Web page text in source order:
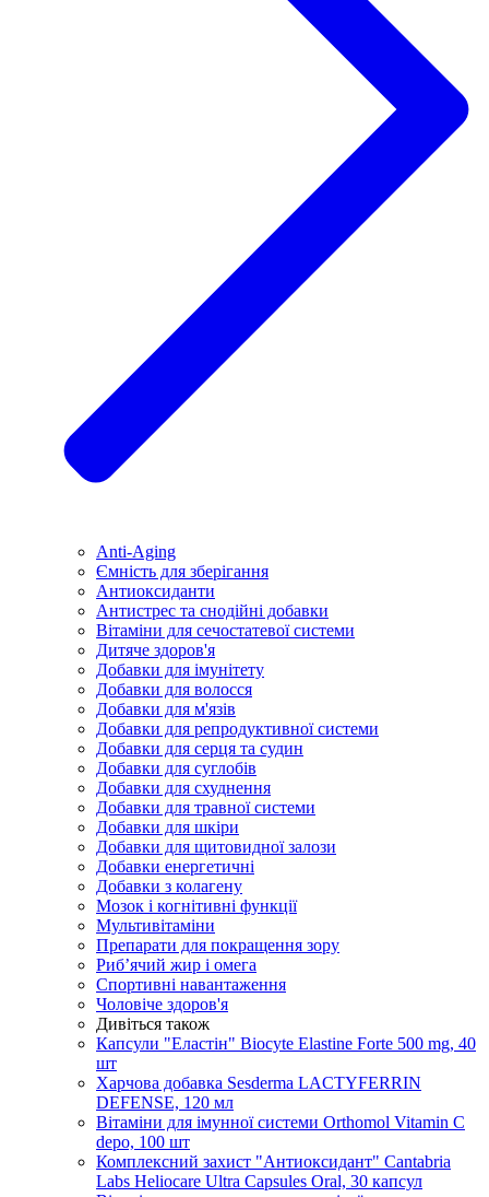
Anti-Aging
Ємність для зберігання
Антиоксиданти
Антистрес та снодійні добавки
Вітаміни для сечостатевої системи
Дитяче здоров'я
Добавки для імунітету
Добавки для волосся
Добавки для м'язів
Добавки для репродуктивної системи
Добавки для серця та судин
Добавки для суглобів
Добавки для схуднення
Добавки для травної системи
Добавки для шкіри
Добавки для щитовидної залози
Добавки енергетичні
Добавки з колагену
Мозок і когнітивні функції
Мультивітаміни
Препарати для покращення зору
Риб’ячий жир і омега
Спортивні навантаження
Чоловіче здоров'я
Дивіться також
Капсули "Еластін" Biocyte Elastine Forte 500 mg, 40
шт
Харчова добавка Sesderma LACTYFERRIN
DEFENSE, 120 мл
Вітаміни для імунної системи Orthomol Vitamin C
depo, 100 шт
Комплексний захист "Антиоксидант" Cantabria
Labs Heliocare Ultra Capsules Oral, 30 капсул